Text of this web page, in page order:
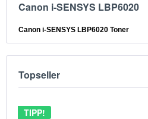
Canon i-SENSYS LBP6020
Canon i-SENSYS LBP6020 Toner
Topseller
TIPP!